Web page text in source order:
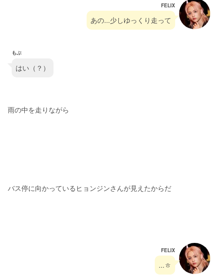
FELIX
あの...少しゆっくり走って
もぶ
はい（？）
雨の中を走りながら
バス停に向かっているヒョンジンさんが見えたからだ
FELIX
...ㅎ